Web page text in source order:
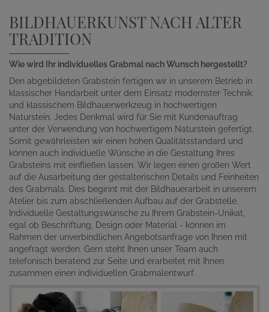
BILDHAUERKUNST NACH ALTER
TRADITION
Wie wird Ihr individuelles Grabmal nach Wunsch hergestellt?
Den abgebildeten Grabstein fertigen wir in unserem Betrieb in
klassischer Handarbeit unter dem Einsatz modernster Technik
und klassischem Bildhauerwerkzeug in hochwertigen
Naturstein. Jedes Denkmal wird für Sie mit Kundenauftrag
unter der Verwendung von hochwertigem Naturstein gefertigt.
Somit gewährleisten wir einen hohen Qualitätsstandard und
können auch individuelle Wünsche in die Gestaltung Ihres
Grabsteins mit einfließen lassen. Wir legen einen großen Wert
auf die Ausarbeitung der gestalterischen Details und Feinheiten
des Grabmals. Dies beginnt mit der Bildhauerarbeit in unserem
Atelier bis zum abschließenden Aufbau auf der Grabstelle.
Individuelle Gestaltungswünsche zu Ihrem Grabstein-Unikat,
egal ob Beschriftung, Design oder Material - können im
Rahmen der unverbindlichen Angebotsanfrage von Ihnen mit
angefragt werden. Gern steht Ihnen unser Team auch
telefonisch beratend zur Seite und erarbeitet mit Ihnen
zusammen einen individuellen Grabmalentwurf.